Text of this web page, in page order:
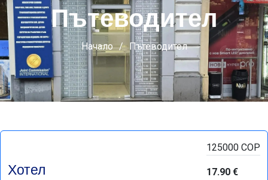
Пътеводител
Начало Пътеводител
Хотел
125000 COP
17.90 €